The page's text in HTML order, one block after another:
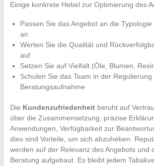
Einige konkrete Hebel zur Optimierung des
Passen Sie das Angebot an die
an
Werten Sie die Qualität und
auf
Setzen Sie auf Vielfalt (Öle, Blumen,
Schulen Sie das Team in der
Beratungsaufnahme
Die Kundenzufriedenheitberuht auf
über die Zusammensetzung, präzise
Anwendungen, Verfügbarkeit zur
dies sind Vorteile, um sich abzuheben.
werden auf der Relevanz des Angebots und
Beratung aufgebaut. Es bleibt jedem